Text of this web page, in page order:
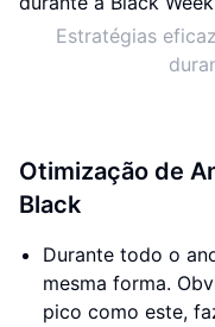
Estratégias
Otimização de
Black
Durante todo o
mesma forma.
pico como este,